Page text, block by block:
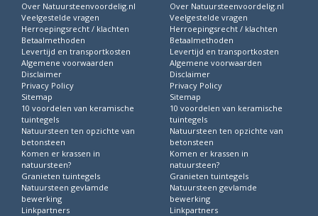
Over Natuursteenvoordelig.nl
Veelgestelde vragen
Herroepingsrecht / klachten
Betaalmethoden
Levertijd en transportkosten
Algemene voorwaarden
Disclaimer
Privacy Policy
Sitemap
10 voordelen van keramische
tuintegels
Natuursteen ten opzichte van
betonsteen
Komen er krassen in
natuursteen?
Granieten tuintegels
Natuursteen gevlamde
bewerking
Linkpartners
Over Natuursteenvoordelig.nl
Veelgestelde vragen
Herroepingsrecht / klachten
Betaalmethoden
Levertijd en transportkosten
Algemene voorwaarden
Disclaimer
Privacy Policy
Sitemap
10 voordelen van keramische
tuintegels
Natuursteen ten opzichte van
betonsteen
Komen er krassen in
natuursteen?
Granieten tuintegels
Natuursteen gevlamde
bewerking
Linkpartners